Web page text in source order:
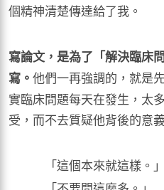
個精神清楚傳達給了我。
寫論文，是為了「解決臨床
寫。 他們一再強調的，就是
實臨床問題每天在發生，太
受，而不去質疑他背後的意
「這個本來就這樣。」